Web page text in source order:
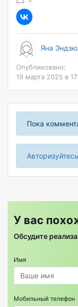
Яна
Опубликовано:
19 марта 2025 в
Пока
Авторизуйтесь
У вас
Обсудите
Имя
Мобильный телефон